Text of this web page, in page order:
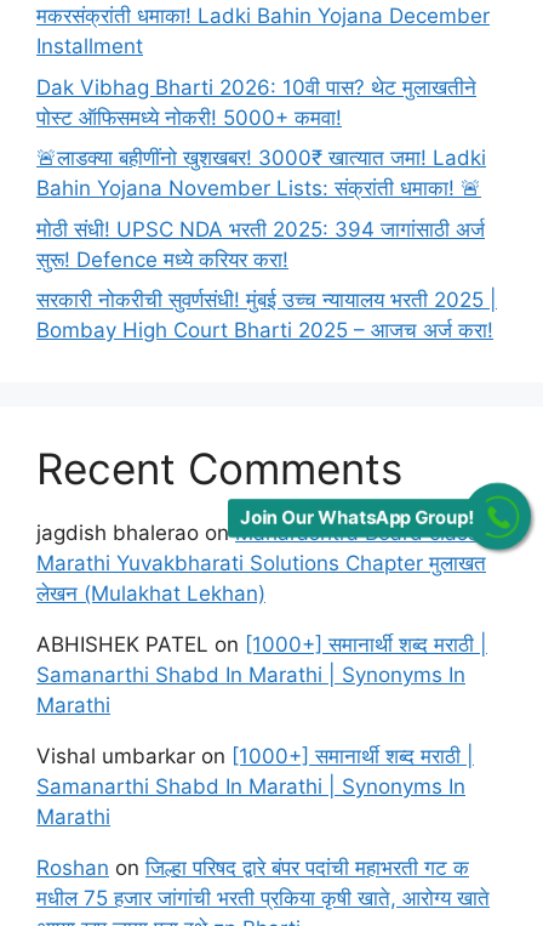
मकरसंक्रांती धमाका! Ladki Bahin Yojana December
Installment
Dak Vibhag Bharti 2026: 10वी पास? थेट मुलाखतीने
पोस्ट ऑफिसमध्ये नोकरी! 5000+ कमवा!
🚨लाडक्या बहीणींनो खुशखबर! 3000₹ खात्यात जमा! Ladki
Bahin Yojana November Lists: संक्रांती धमाका! 🚨
मोठी संधी! UPSC NDA भरती 2025: 394 जागांसाठी अर्ज
सुरू! Defence मध्ये करियर करा!
सरकारी नोकरीची सुवर्णसंधी! मुंबई उच्च न्यायालय भरती 2025 |
Bombay High Court Bharti 2025 – आजच अर्ज करा!
Recent Comments
jagdish bhalerao onMaharashtra Board class 12
Marathi Yuvakbharati Solutions Chapter मुलाखत
लेखन (Mulakhat Lekhan)
ABHISHEK PATEL on [1000+] समानार्थी शब्द मराठी |
Samanarthi Shabd In Marathi | Synonyms In
Marathi
Vishal umbarkar on [1000+] समानार्थी शब्द मराठी |
Samanarthi Shabd In Marathi | Synonyms In
Marathi
Roshan onजिल्हा परिषद द्वारे बंपर पदांची महाभरती गट क
मधील 75 हजार जांगांची भरती प्रकिया कृषी खाते, आरोग्य खाते
Join Our WhatsApp Group!